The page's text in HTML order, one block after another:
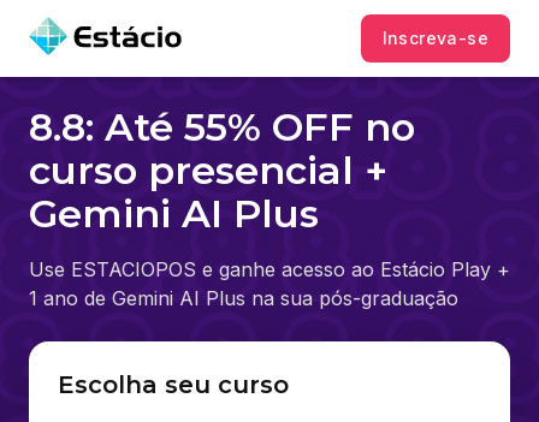
Inscreva-se
8.8: Até 55% OFF no
curso presencial +
Gemini AI Plus
Use ESTACIOPOS e ganhe acesso ao Estácio Play +
1 ano de Gemini AI Plus na sua pós-graduação
Escolha seu curso